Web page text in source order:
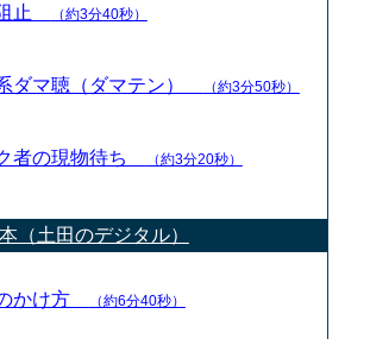
止 （約3分40秒）
ダマ聴（ダマテン） （約3分50秒）
者の現物待ち （約3分20秒）
（土田のデジタル）
かけ方 （約6分40秒）